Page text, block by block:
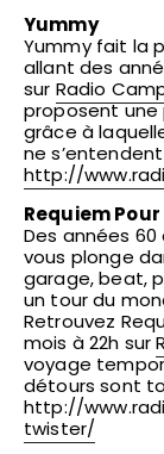
Yummy
Yummy fait la
allant des
sur Radio
proposent
grâce à
ne
http://
Requiem
Des années
vous plonge
garage, beat,
un tour du
Retrouvez
mois à 22h sur
voyage
détours sont
http://
twister/